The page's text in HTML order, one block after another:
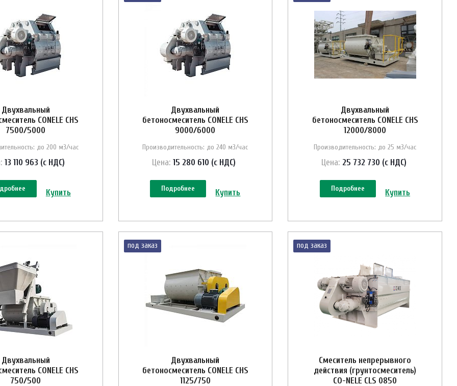
Двухвальный
CONELE CHS
7500/5000
до 200 м3/час
13 110 963 (с НДС)
Купить
Двухвальный
бетоносмеситель CONELE CHS
9000/6000
Производительность: до 240 м3/час
Цена: 15 280 610 (с НДС)
Подробнее Купить
Двухвальный
бетоносмеситель CONELE CHS
12000/8000
Производительность: до 25 м3/час
Цена: 25 732 730 (с НДС)
Подробнее Купить
Двухвальный
CONELE CHS
750/500
под заказ
Двухвальный
бетоносмеситель CONELE CHS
1125/750
под заказ
Смеситель непрерывного
действия (грунтосмеситель)
CO-NELE CLS 0850